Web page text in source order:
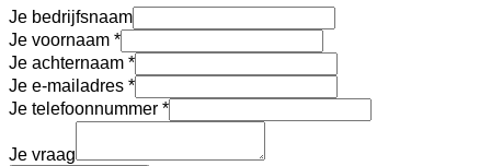
Je bedrijfsnaam
Je voornaam
Je achternaam
Je e-mailadres
Je telefoonnummer
Je vraag